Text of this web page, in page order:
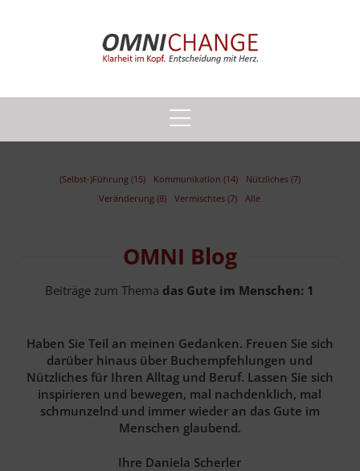
(Selbst-)Führung (15) Kommunikation (14)
Nützliches (7)
Veränderung (8)
Vermischtes (7) Alle
OMNI Blog
Beiträge zum Thema das Gute im Menschen: 1
Haben Sie Teil an meinen Gedanken. Freuen Sie sich
darüber hinaus über Buchempfehlungen und
Nützliches für Ihren Alltag und Beruf. Lassen Sie sich
inspirieren und bewegen, mal nachdenklich, mal
schmunzelnd und immer wieder an das Gute im
Menschen glaubend.
Ihre Daniela Scherler